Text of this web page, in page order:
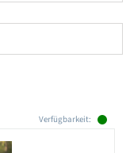
Verfügbarkeit: